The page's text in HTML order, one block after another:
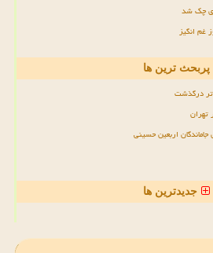
چک شد
غم انگیز
پربحث ترین ها
درگذشت
تهران
جاماندگان اربعین حسینی
جدیدترین ها